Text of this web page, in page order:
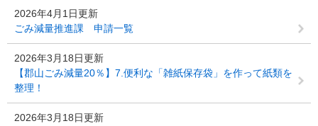
2026年4月1日更新
ごみ減量推進課 申請一覧
2026年3月18日更新
【郡山ごみ減量20％】7.便利な「雑紙保存袋」を作って紙類を
整理！
2026年3月18日更新